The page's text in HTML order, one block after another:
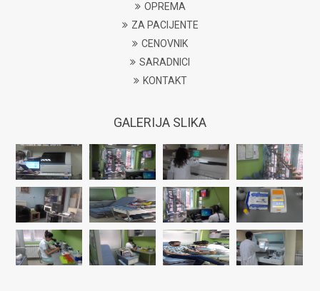
OPREMA
ZA PACIJENTE
CENOVNIK
SARADNICI
KONTAKT
GALERIJA SLIKA